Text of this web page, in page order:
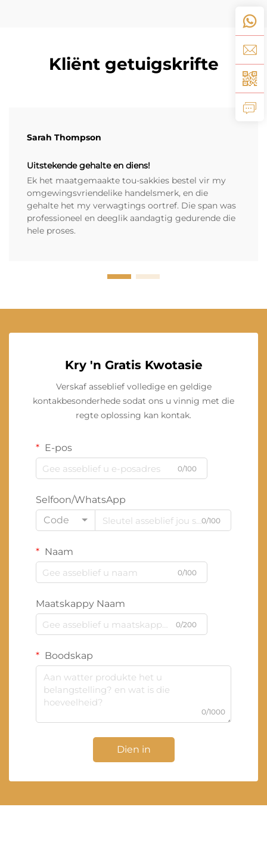
Kliënt getuigskrifte
Sarah Thompson
Uitstekende gehalte en diens!
Ek het maatgemaakte tou-sakkies bestel vir my
omgewingsvriendelike handelsmerk, en die
gehalte het my verwagtings oortref. Die span was
professioneel en deeglik aandagtig gedurende die
hele proses.
Kry 'n Gratis Kwotasie
Verskaf asseblief volledige en geldige
kontakbesonderhede sodat ons u vinnig met die
regte oplossing kan kontak.
E-pos
0/100
Selfoon/WhatsApp
Code
0/100
Naam
0/100
Maatskappy Naam
0/200
Boodskap
0/1000
Dien in